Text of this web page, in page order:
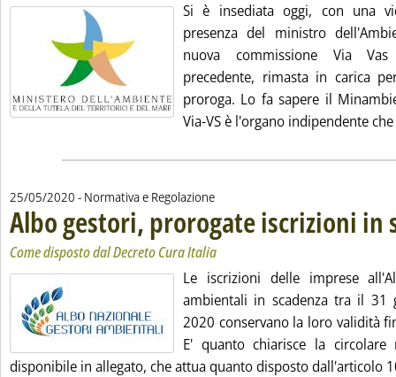
Si è insediata oggi, con una
presenza del ministro
nuova commissione Via
precedente, rimasta in carica
proroga. Lo fa sapere il
Via-VS è l'organo indipendente
25/05/2020 - Normativa e Regolazione
Albo gestori, prorogate iscrizioni in
Come disposto dal Decreto Cura Italia
Le iscrizioni delle imprese
ambientali in scadenza tra il
2020 conservano la loro validità
E' quanto chiarisce la
disponibile in allegato, che attua quanto disposto dall'articolo